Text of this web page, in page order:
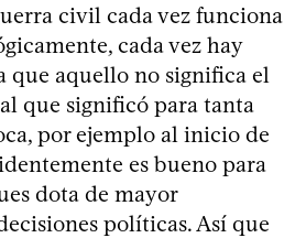
civil cada vez funciona
cada vez hay
que aquello no significa el
que significó para tanta
por ejemplo al inicio de
es bueno para
dota de mayor
políticas. Así que